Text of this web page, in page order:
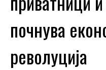
почнува
револуција